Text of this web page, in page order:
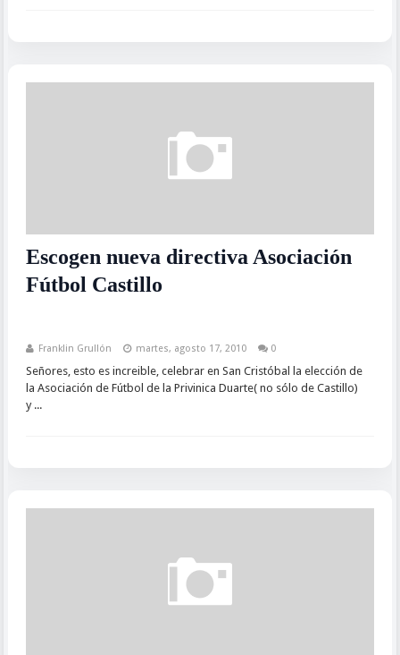
Escogen nueva directiva Asociación
Fútbol Castillo
Franklin Grullón martes, agosto 17, 2010 0
Señores, esto es increible, celebrar en San Cristóbal la elección de
la Asociación de Fútbol de la Privinica Duarte( no sólo de Castillo)
y ...